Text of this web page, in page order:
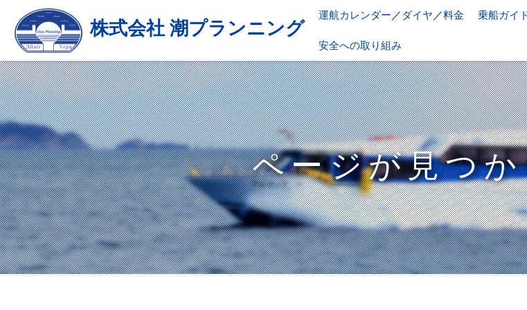
株式会社 潮プランニング
運航カレンダー ／ ダイヤ ／料金 乗船ガイ
安全への取り組み
ページが見つ